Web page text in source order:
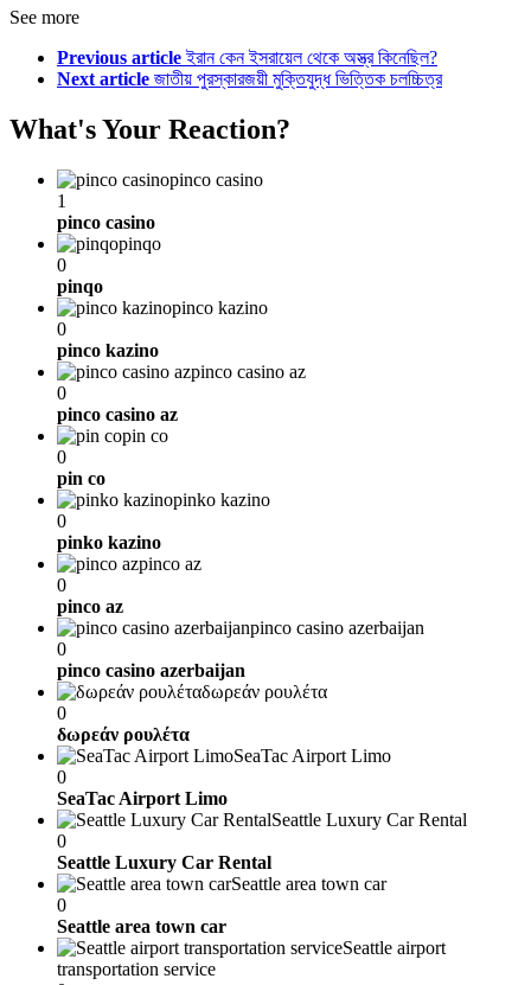
See more
Previous article ইরান কেন ইসরায়েল থেকে অস্ত্র কিনেছিল?
Next article জাতীয় পুরস্কারজয়ী মুক্তিযুদ্ধ ভিত্তিক চলচ্চিত্র
What's Your Reaction?
pinco casino
1
pinco casino
pinqo
0
pinqo
pinco kazino
0
pinco kazino
pinco casino az
0
pinco casino az
pin co
0
pin co
pinko kazino
0
pinko kazino
pinco az
0
pinco az
pinco casino azerbaijan
0
pinco casino azerbaijan
δωρεάν ρουλέτα
0
δωρεάν ρουλέτα
SeaTac Airport Limo
0
SeaTac Airport Limo
Seattle Luxury Car Rental
0
Seattle Luxury Car Rental
Seattle area town car
0
Seattle area town car
Seattle airport
transportation service